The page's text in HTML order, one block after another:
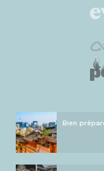
Bien